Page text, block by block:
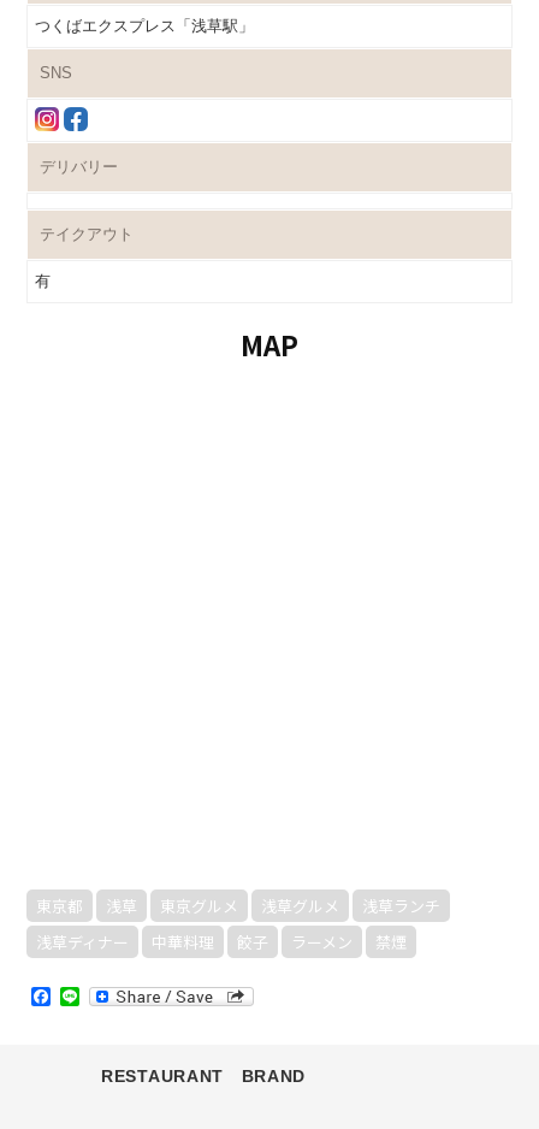
つくばエクスプレス「浅草駅」
SNS
デリバリー
テイクアウト
有
MAP
東京都 浅草 東京グルメ 浅草グルメ
浅草ランチ
浅草ディナー
中華料理 餃子 ラーメン 禁煙
Facebook
Line
RESTAURANT BRAND